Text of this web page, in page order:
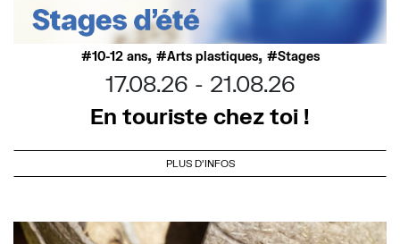
10-12 ans, Arts plastiques, Stages
17.08.26
21.08.26
En touriste chez toi !
PLUS D'INFOS